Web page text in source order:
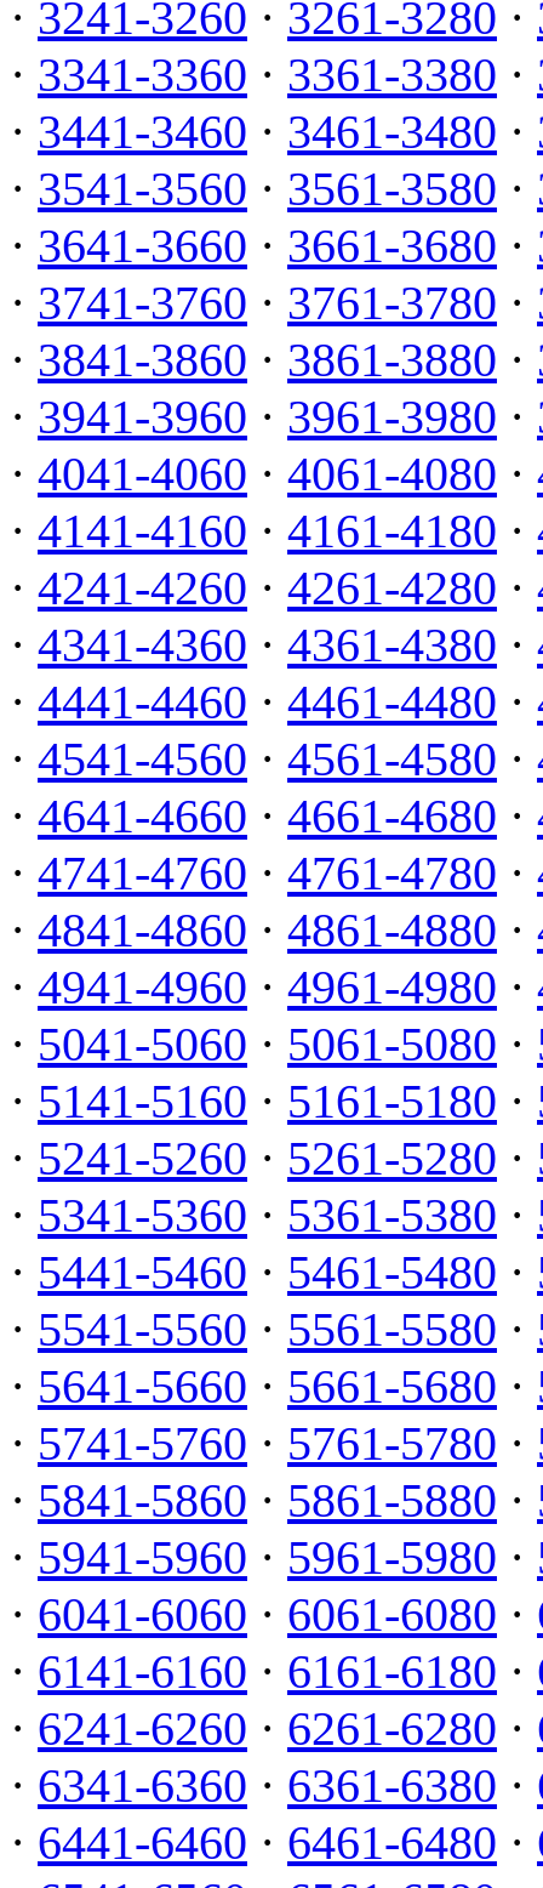
· 3241-3260 · 3261-3280 ·
· 3341-3360 · 3361-3380 ·
· 3441-3460 · 3461-3480 ·
· 3541-3560 · 3561-3580 ·
· 3641-3660 · 3661-3680 ·
· 3741-3760 · 3761-3780 ·
· 3841-3860 · 3861-3880 ·
· 3941-3960 · 3961-3980 ·
· 4041-4060 · 4061-4080 ·
· 4141-4160 · 4161-4180 ·
· 4241-4260 · 4261-4280 ·
· 4341-4360 · 4361-4380 ·
· 4441-4460 · 4461-4480 ·
· 4541-4560 · 4561-4580 ·
· 4641-4660 · 4661-4680 ·
· 4741-4760 · 4761-4780 ·
· 4841-4860 · 4861-4880 ·
· 4941-4960 · 4961-4980 ·
· 5041-5060 · 5061-5080 ·
· 5141-5160 · 5161-5180 ·
· 5241-5260 · 5261-5280 ·
· 5341-5360 · 5361-5380 ·
· 5441-5460 · 5461-5480 ·
· 5541-5560 · 5561-5580 ·
· 5641-5660 · 5661-5680 ·
· 5741-5760 · 5761-5780 ·
· 5841-5860 · 5861-5880 ·
· 5941-5960 · 5961-5980 ·
· 6041-6060 · 6061-6080 ·
· 6141-6160 · 6161-6180 ·
· 6241-6260 · 6261-6280 ·
· 6341-6360 · 6361-6380 ·
· 6441-6460 · 6461-6480 ·